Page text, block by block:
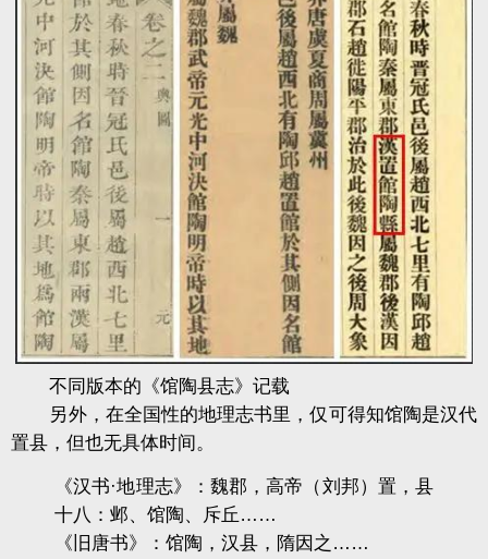
不同版本的《馆陶县志》记载
另外，在全国性的地理志书里，仅可得知馆陶是汉代
置县，但也无具体时间。
《汉书·地理志》：魏郡，高帝（刘邦）置，县
十八：邺、馆陶、斥丘……
《旧唐书》：馆陶，汉县，隋因之……